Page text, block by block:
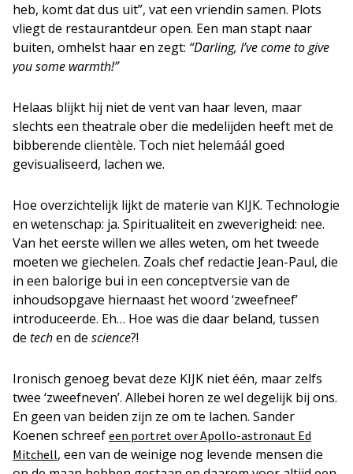
heb, komt dat dus uit”, vat een vriendin samen. Plots
vliegt de restaurantdeur open. Een man stapt naar
buiten, omhelst haar en zegt: “Darling, I’ve come to give
you some warmth!”
Helaas blijkt hij niet de vent van haar leven, maar
slechts een theatrale ober die medelijden heeft met de
bibberende clientèle. Toch niet helemáál goed
gevisualiseerd, lachen we.
Hoe overzichtelijk lijkt de materie van KIJK. Technologie
en wetenschap: ja. Spiritualiteit en zweverigheid: nee.
Van het eerste willen we alles weten, om het tweede
moeten we giechelen. Zoals chef redactie Jean-Paul, die
in een balorige bui in een conceptversie van de
inhoudsopgave hiernaast het woord ‘zweefneef’
introduceerde. Eh… Hoe was die daar beland, tussen
de techen de science?!
Ironisch genoeg bevat deze KIJK niet één, maar zelfs
twee ‘zweefneven’. Allebei horen ze wel degelijk bij ons.
En geen van beiden zijn ze om te lachen. Sander
Koenen schreef een portret over Apollo-astronaut Ed
Mitchell, een van de weinige nog levende mensen die